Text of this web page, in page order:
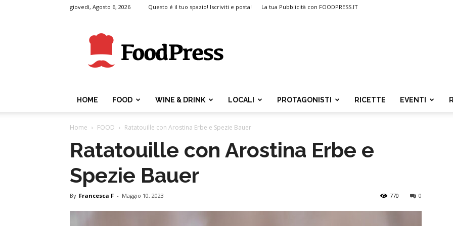
giovedì, Agosto 6, 2026 Questo é il tuo spazio! Iscriviti e posta! La tua Pubblicità con FOODPRESS.IT
FoodPress
HOME FOOD WINE & DRINK LOCALI PROTAGONISTI RICETTE EVENTI
Home FOOD Ratatouille con Arostina Erbe e Spezie Bauer
Ratatouille con Arostina Erbe e
Spezie Bauer
By Francesca F - Maggio 10, 2023 0
770